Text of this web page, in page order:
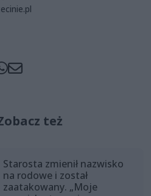
też
Starosta zmienił nazwisko
na rodowe i został
zaatakowany. „Moje